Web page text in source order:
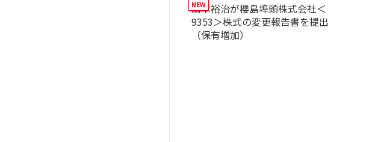
山本裕治が櫻島埠頭株式会社＜
9353＞株式の変更報告書を提出
（保有増加）